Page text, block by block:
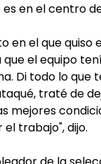
en el centro
en el que quiso
el equipo
Di todo lo que
traté de
mejores
trabajo", dijo.